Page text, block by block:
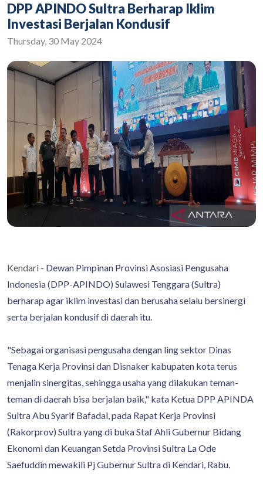
DPP APINDO Sultra Berharap Iklim
Investasi Berjalan Kondusif
Thursday, 30 May 2024
Kendari - Dewan Pimpinan Provinsi Asosiasi Pengusaha
Indonesia (DPP-APINDO) Sulawesi Tenggara (Sultra)
berharap agar iklim investasi dan berusaha selalu bersinergi
serta berjalan kondusif di daerah itu.
"Sebagai organisasi pengusaha dengan ling sektor Dinas
Tenaga Kerja Provinsi dan Disnaker kabupaten kota terus
menjalin sinergitas, sehingga usaha yang dilakukan teman-
teman di daerah bisa berjalan baik," kata Ketua DPP APINDA
Sultra Abu Syarif Bafadal, pada Rapat Kerja Provinsi
(Rakorprov) Sultra yang di buka Staf Ahli Gubernur Bidang
Ekonomi dan Keuangan Setda Provinsi Sultra La Ode
Saefuddin mewakili Pj Gubernur Sultra di Kendari, Rabu.